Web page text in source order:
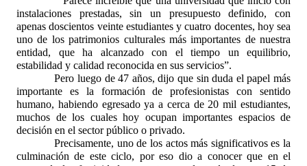
instalaciones prestadas, sin un presupuesto definido, con
apenas doscientos veinte estudiantes y cuatro docentes, hoy sea
uno de los patrimonios culturales más importantes de nuestra
entidad, que ha alcanzado con el tiempo un equilibrio,
estabilidad y calidad reconocida en sus servicios”.
Pero luego de 47 años, dijo que sin duda el papel más
importante es la formación de profesionistas con sentido
humano, habiendo egresado ya a cerca de 20 mil estudiantes,
muchos de los cuales hoy ocupan importantes espacios de
decisión en el sector público o privado.
Precisamente, uno de los actos más significativos es la
culminación de este ciclo, por eso dio a conocer que en el